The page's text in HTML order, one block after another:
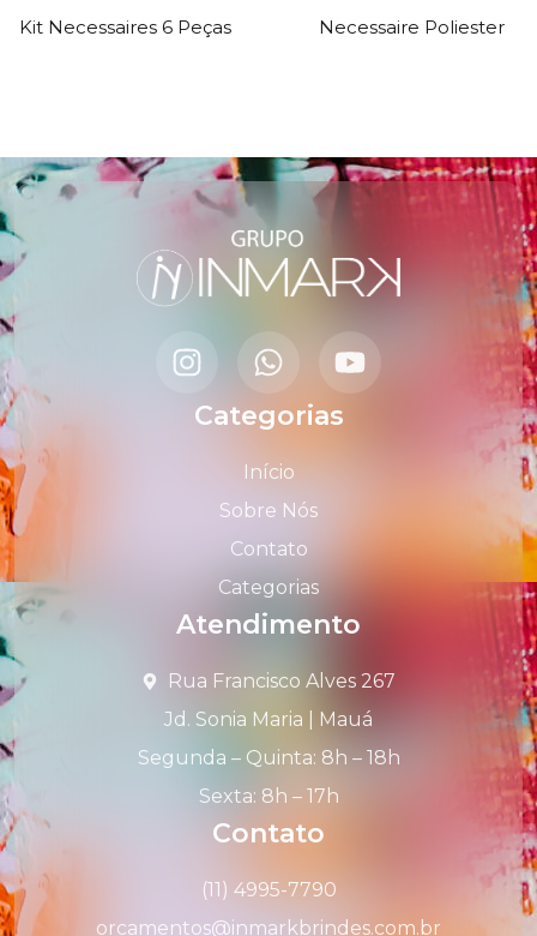
Kit Necessaires 6 Peças Necessaire Poliester
Categorias
Início
Sobre Nós
Contato
Categorias
Atendimento
Rua Francisco Alves 267
Jd. Sonia Maria | Mauá
Segunda – Quinta: 8h – 18h
Sexta: 8h – 17h
Contato
(11) 4995-7790
orcamentos@inmarkbrindes.com.br